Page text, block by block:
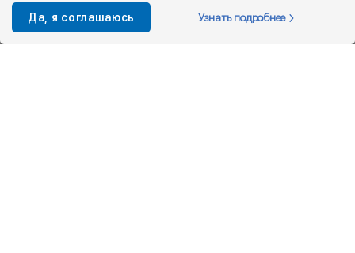
Магазины в Москва (50)
Да, я соглашаюсь Узнать подробнее